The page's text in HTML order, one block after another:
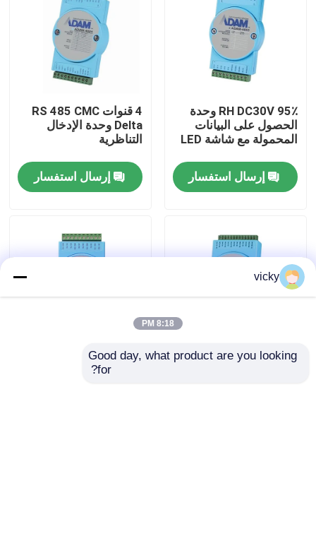
اتصل بنا
الحالات
مقياس قوة عزم الدوران
اختبار دينامومتر المحرك
مقياس قوة اختبار المحرك
95٪ RH DC30V وحدة
الحصول على البيانات
المحمولة مع شاشة LED
إرسال استفسار
4 قنوات RS 485 CMC
Delta وحدة الإدخال
التناظرية
إرسال استفسار
AV125V 90٪ RH وحدة
وحدة دلتا التناظرية
vicky
8:18 PM
Good day, what product are you looking
for?